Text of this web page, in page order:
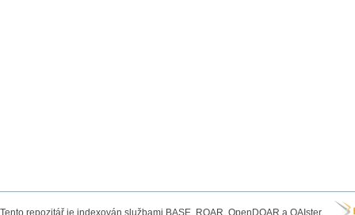
Tento repozitář je indexován službami BASE, ROAR, OpenDOAR a OAIster.